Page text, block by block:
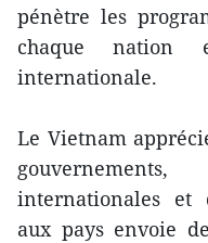
pénètre les
chaque nation
internationale.
Le Vietnam
internationales et
aux pays envoie